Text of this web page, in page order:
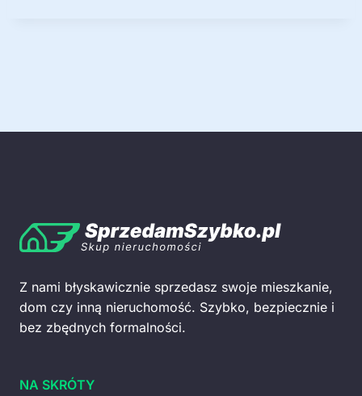
Z nami błyskawicznie sprzedasz swoje mieszkanie,
dom czy inną nieruchomość. Szybko, bezpiecznie i
bez zbędnych formalności.
NA SKRÓTY